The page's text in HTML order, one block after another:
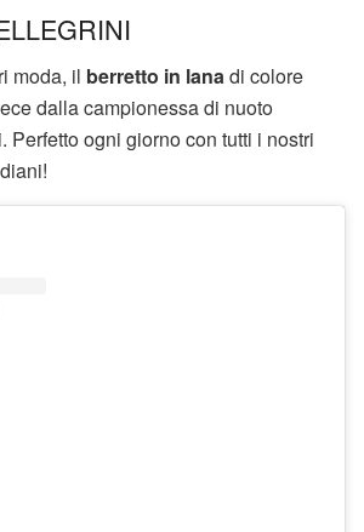
moda, il berretto in lanadi colore
dalla campionessa di nuoto
Perfetto ogni giorno con tutti i nostri